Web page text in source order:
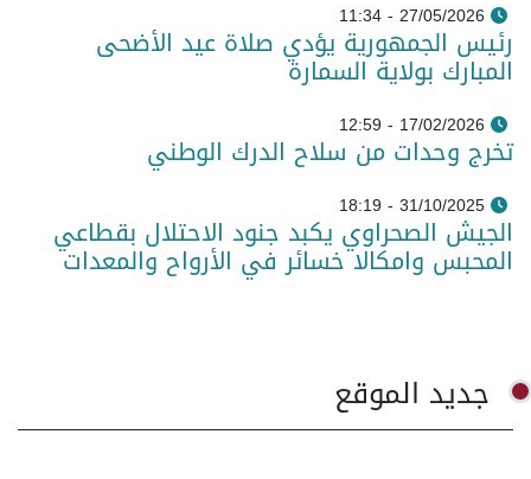
27/05/2026 - 11:34
رئيس الجمهورية يؤدي صلاة عيد الأضحى
المبارك بولاية السمارة
17/02/2026 - 12:59
تخرج وحدات من سلاح الدرك الوطني
31/10/2025 - 18:19
الجيش الصحراوي يكبد جنود الاحتلال بقطاعي
المحبس وامكالا خسائر في الأرواح والمعدات
جديد الموقع